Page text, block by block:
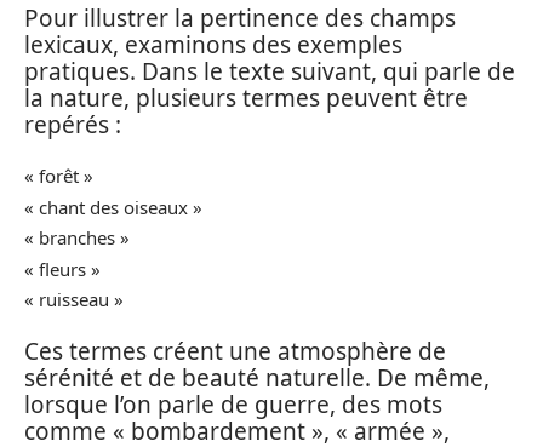
Pour illustrer la pertinence des champs
lexicaux, examinons des exemples
pratiques. Dans le texte suivant, qui parle de
la nature, plusieurs termes peuvent être
repérés :
« forêt »
« chant des oiseaux »
« branches »
« fleurs »
« ruisseau »
Ces termes créent une atmosphère de
sérénité et de beauté naturelle. De même,
lorsque l’on parle de guerre, des mots
comme « bombardement », « armée »,